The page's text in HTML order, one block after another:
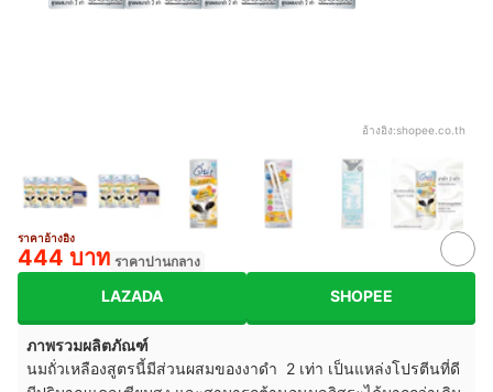
อ้างอิง:shopee.co.th
ราคาอ้างอิง
444 บาท ราคาปานกลาง
LAZADA SHOPEE
ภาพรวมผลิตภัณฑ์
นมถั่วเหลืองสูตรนี้มีส่วนผสมของงาดำ 2 เท่า เป็นแหล่งโปรตีนที่ดี